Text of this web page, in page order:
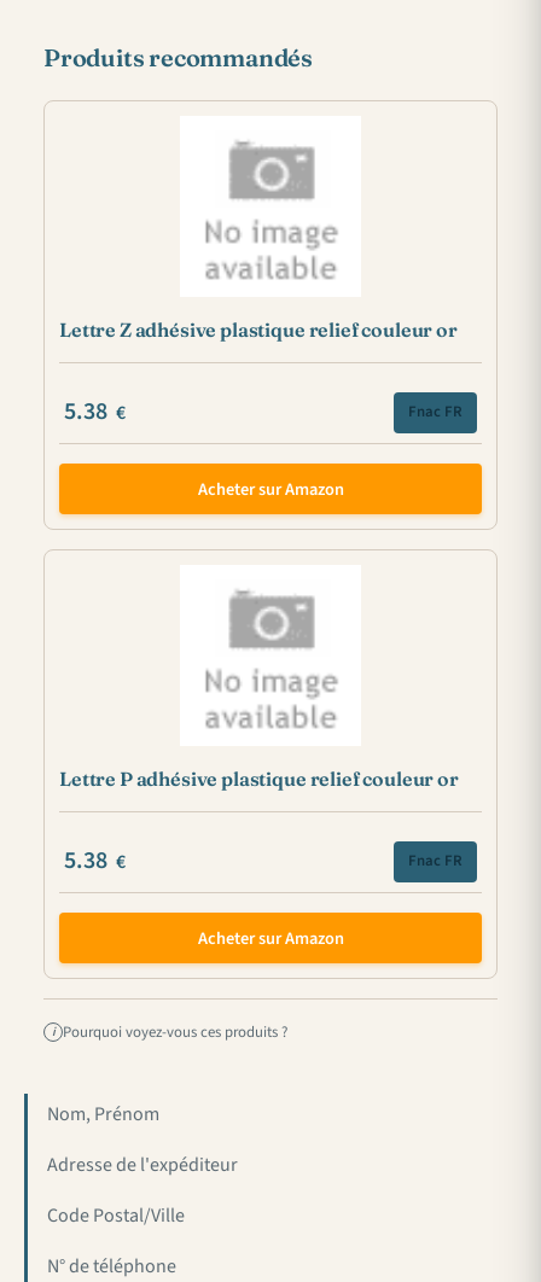
Produits recommandés
Lettre Z adhésive plastique relief couleur or
5.38 € Fnac FR
Acheter sur Amazon
Lettre P adhésive plastique relief couleur or
5.38 € Fnac FR
Acheter sur Amazon
i Pourquoi voyez-vous ces produits ?
Nom, Prénom
Adresse de l'expéditeur
Code Postal/Ville
N° de téléphone